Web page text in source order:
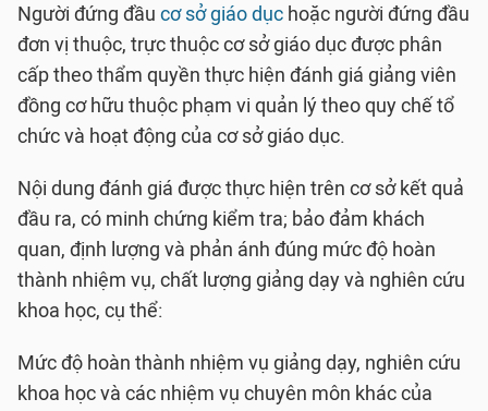
Người đứng đầu cơ sở giáo dục hoặc người đứng đầu
đơn vị thuộc, trực thuộc cơ sở giáo dục được phân
cấp theo thẩm quyền thực hiện đánh giá giảng viên
đồng cơ hữu thuộc phạm vi quản lý theo quy chế tổ
chức và hoạt động của cơ sở giáo dục.
Nội dung đánh giá được thực hiện trên cơ sở kết quả
đầu ra, có minh chứng kiểm tra; bảo đảm khách
quan, định lượng và phản ánh đúng mức độ hoàn
thành nhiệm vụ, chất lượng giảng dạy và nghiên cứu
khoa học, cụ thể:
Mức độ hoàn thành nhiệm vụ giảng dạy, nghiên cứu
khoa học và các nhiệm vụ chuyên môn khác của